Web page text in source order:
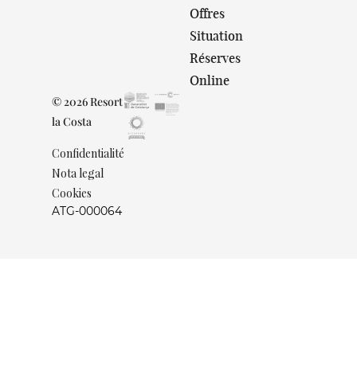
Offres
Situation
Réserves
Online
© 2026 Resort
la Costa
Confidentialité
Nota legal
Cookies
ATG-000064